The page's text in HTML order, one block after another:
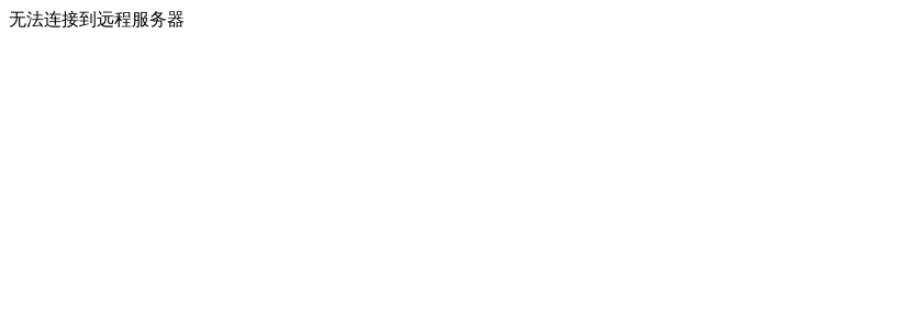
无法连接到远程服务器